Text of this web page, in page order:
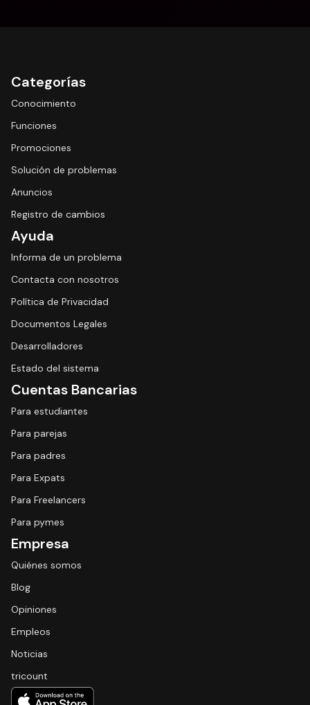
Categorías
Conocimiento
Funciones
Promociones
Solución de problemas
Anuncios
Registro de cambios
Ayuda
Informa de un problema
Contacta con nosotros
Política de Privacidad
Documentos Legales
Desarrolladores
Estado del sistema
Cuentas Bancarias
Para estudiantes
Para parejas
Para padres
Para Expats
Para Freelancers
Para pymes
Empresa
Quiénes somos
Blog
Opiniones
Empleos
Noticias
tricount